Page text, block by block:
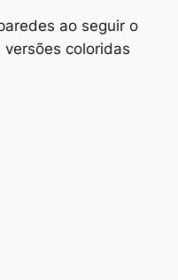
ao seguir o
coloridas